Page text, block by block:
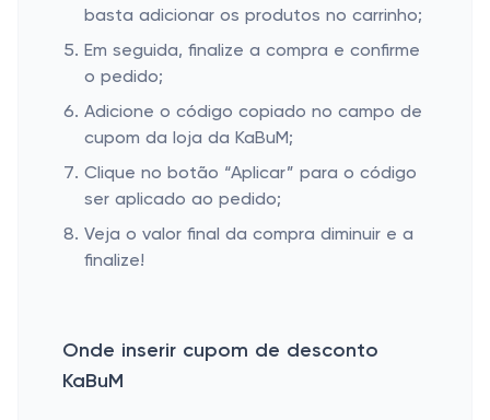
basta adicionar os produtos no carrinho;
Em seguida, finalize a compra e confirme
o pedido;
Adicione o código copiado no campo de
cupom da loja da KaBuM;
Clique no botão “Aplicar” para o código
ser aplicado ao pedido;
Veja o valor final da compra diminuir e a
finalize!
Onde inserir cupom de desconto
KaBuM